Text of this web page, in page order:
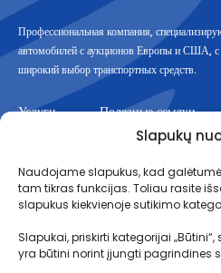
Slapukų
Naudojame slapukus, kad
tam tikras funkcijas. Toliau rasite
slapukus kiekvienoje sutikimo
Slapukai, priskirti kategorijai
yra būtini norint įjungti pagrindines
Профессиональная компания,
автомобилей с аукционов Европы и США, с
широкий выбор транспортных средств.
Услуги
Планы
Логистика
Полезные ссылки
ПРАВИЛА
Как это работает?
Условия перевозки
Таможенные процедуры
Условия вклада